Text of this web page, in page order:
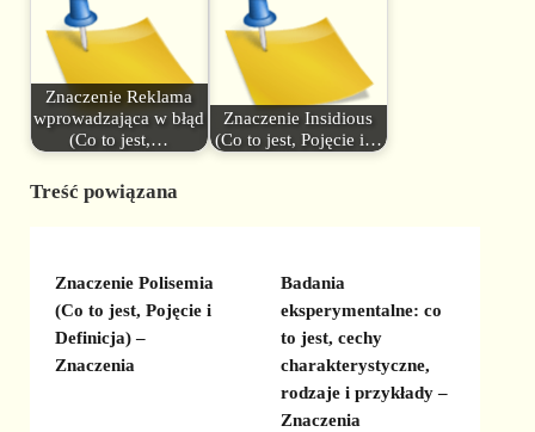
Znaczenie Reklama
wprowadzająca w błąd
(Co to jest,…
Znaczenie Insidious
(Co to jest, Pojęcie i…
Treść powiązana
Znaczenie Polisemia
(Co to jest, Pojęcie i
Definicja) –
Znaczenia
Badania
eksperymentalne: co
to jest, cechy
charakterystyczne,
rodzaje i przykłady –
Znaczenia